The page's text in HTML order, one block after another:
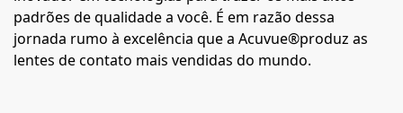
padrões de qualidade a você. É em razão dessa
jornada rumo à excelência que a Acuvue®produz as
lentes de contato mais vendidas do mundo.